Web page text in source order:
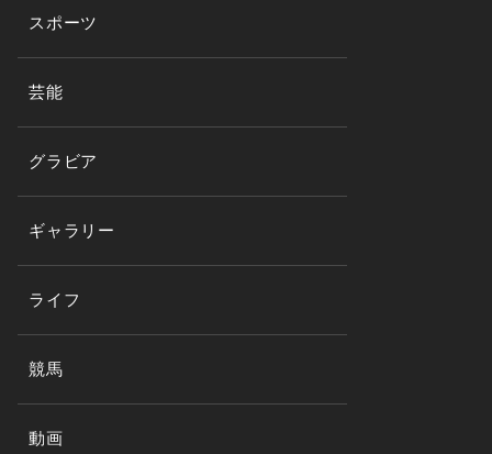
スポーツ
芸能
グラビア
ギャラリー
ライフ
競馬
動画